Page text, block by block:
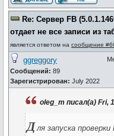
Re: Сервер FB
отдает не все записи из
является ответом на сообщение
ggreggory
Сообщений: 89
Зарегистрирован: July 2022
oleg_m писал(а) Fri,
Для запуска